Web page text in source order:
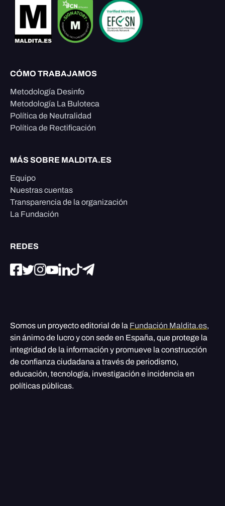
CÓMO TRABAJAMOS
Metodología Desinfo
Metodología La Buloteca
Política de Neutralidad
Política de Rectificación
MÁS SOBRE MALDITA.ES
Equipo
Nuestras cuentas
Transparencia de la organización
La Fundación
REDES
Somos un proyecto editorial de la Fundación Maldita.es,
sin ánimo de lucro y con sede en España, que protege la
integridad de la información y promueve la construcción
de confianza ciudadana a través de periodismo,
educación, tecnología, investigación e incidencia en
políticas públicas.